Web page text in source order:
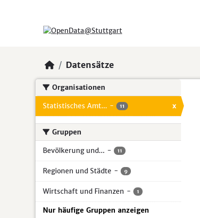
Datensätze
Organisationen
Statistisches Amt... - 11 x
Gruppen
Bevölkerung und... - 11
Regionen und Städte - 9
Wirtschaft und Finanzen - 1
Nur häufige Gruppen anzeigen